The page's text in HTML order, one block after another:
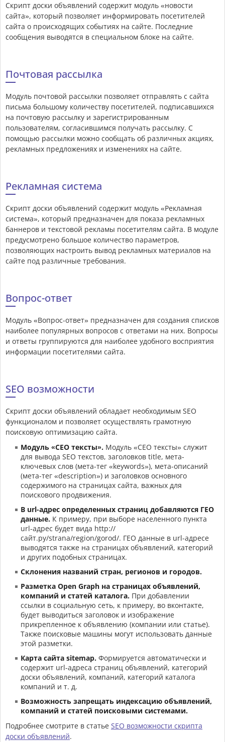
Скрипт доски объявлений содержит модуль «новости
сайта», который позволяет информировать посетителей
сайта о происходящих событиях на сайте. Последние
сообщения выводятся в специальном блоке на сайте.
Почтовая рассылка
Модуль почтовой рассылки позволяет отправлять с сайта
письма большому количеству посетителей, подписавшихся
на почтовую рассылку и зарегистрированным
пользователям, согласившимся получать рассылку. С
помощью рассылки можно сообщать об различных акциях,
рекламных предложениях и изменениях на сайте.
Рекламная система
Скрипт доски объявлений содержит модуль «Рекламная
система», который предназначен для показа рекламных
баннеров и текстовой рекламы посетителям сайта. В модуле
предусмотрено большое количество параметров,
позволяющих настроить вывод рекламных материалов на
сайте под различные требования.
Вопрос-ответ
Модуль «Вопрос-ответ» предназначен для создания списков
наиболее популярных вопросов с ответами на них. Вопросы
и ответы группируются для наиболее удобного восприятия
информации посетителями сайта.
SEO возможности
Скрипт доски объявлений обладает необходимым SEO
функционалом и позволяет осуществлять грамотную
поисковую оптимизацию сайта.
Модуль «СЕО тексты». Модуль «СЕО тексты» служит
для вывода SEO текстов, заголовков title, мета-
ключевых слов (мета-тег «keywords»), мета-описаний
(мета-тег «description») и заголовков основного
содержимого на страницах сайта, важных для
поискового продвижения.
В url-адрес определенных страниц добавляются ГЕО
данные. К примеру, при выборе населенного пункта
url-адрес будет вида http://
сайт.ру/strana/region/gorod/. ГЕО данные в url-адресе
выводятся также на страницах объявлений, категорий
и других подобных страницах.
Склонения названий стран, регионов и городов.
Разметка Open Graph на страницах объявлений,
компаний и статей каталога. При добавлении
ссылки в социальную сеть, к примеру, во вконтакте,
будет выводиться заголовок и изображение
прикрепленное к объявлению (компании или статье).
Также поисковые машины могут использовать данные
этой разметки.
Карта сайта sitemap. Формируется автоматически и
содержит url-адреса страниц объявлений, категорий
доски объявлений, компаний, категорий каталога
компаний и т. д.
Возможность запрещать индексацию объявлений,
компаний и статей поисковыми системами.
Подробнее смотрите в статье SEO возможности скрипта
доски объявлений.